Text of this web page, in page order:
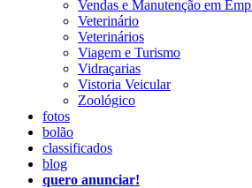
Vendas e Manutenção em
Veterinário
Veterinários
Viagem e Turismo
Vidraçarias
Vistoria Veicular
Zoológico
fotos
bolão
classificados
blog
quero anunciar!